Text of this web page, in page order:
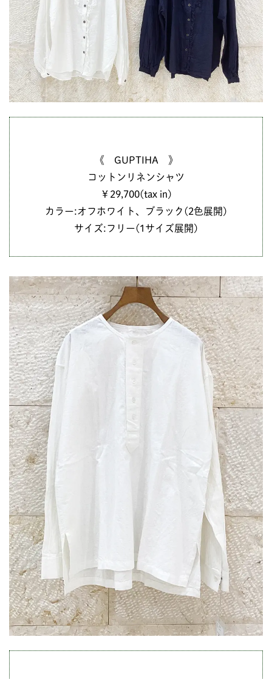
《 GUPTIHA 》
コットンリネンシャツ
￥29,700(tax in)
カラー:オフホワイト、ブラック(2色展開)
サイズ:フリー(1サイズ展開)